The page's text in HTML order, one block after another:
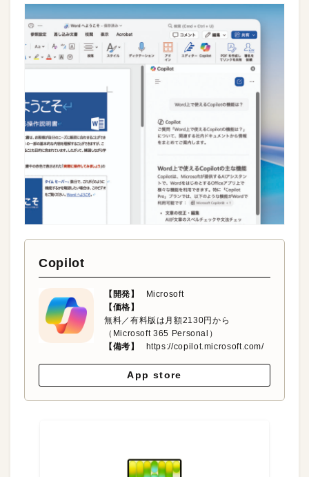
Copilot
【開発】
Microsoft
【価格】
無料／有料版は月額2130円から
（Microsoft 365 Personal）
【備考】
https://copilot.microsoft.com/
App store